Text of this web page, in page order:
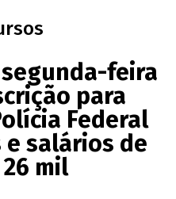
feira
para
Federal
e salários de
mil